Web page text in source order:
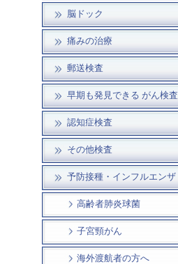
脳ドック
痛みの治療
郵送検査
早期も発見できる がん検査
認知症検査
その他検査
予防接種・インフルエンザ
高齢者肺炎球菌
子宮頸がん
海外渡航者の方へ